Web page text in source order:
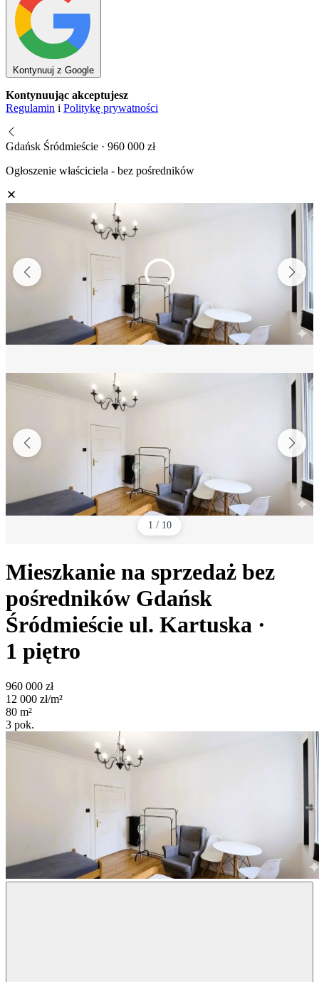
Kontynuuj z Google
Kontynuując akceptujesz
Regulamin i Politykę prywatności
Gdańsk Śródmieście · 960 000 zł
Ogłoszenie właściciela - bez pośredników
1 / 10
Mieszkanie na sprzedaż bez
pośredników Gdańsk
Śródmieście ul. Kartuska ·
1 piętro
960 000 zł
12 000 zł/m²
80 m²
3 pok.